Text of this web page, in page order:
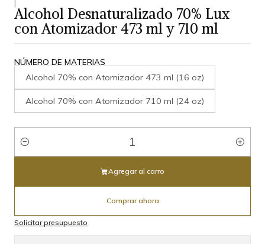
Alcohol Desnaturalizado 70% Lux
con Atomizador 473 ml y 710 ml
NÚMERO DE MATERIAS
Alcohol 70% con Atomizador 473 ml (16 oz)
Alcohol 70% con Atomizador 710 ml (24 oz)
Cantidad
Agregar al carro
Comprar ahora
Solicitar presupuesto